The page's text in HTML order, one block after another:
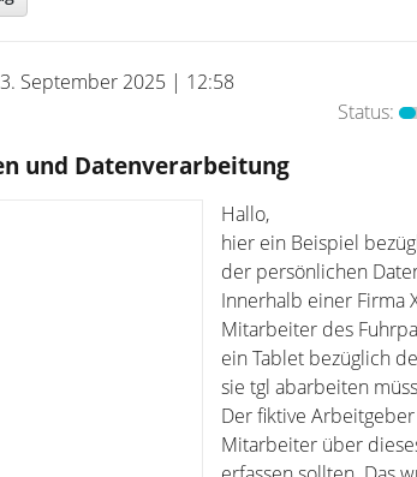
September 2025 | 12:58
Status:
und Datenverarbeitung
Hallo,
hier ein Beispiel
der persönlichen
Innerhalb einer Firma
Mitarbeiter des
ein Tablet bezüglich
sie tgl abarbeiten
Der fiktive
Mitarbeiter über